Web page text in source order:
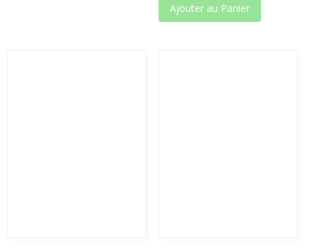
Ajouter au Panier